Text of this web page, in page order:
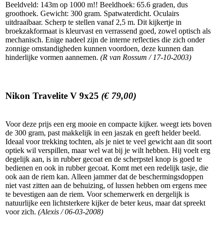
Beeldveld: 143m op 1000 m!! Beeldhoek: 65.6 graden, dus
groothoek. Gewicht: 300 gram. Spatwaterdicht. Oculairs
uitdraaibaar. Scherp te stellen vanaf 2,5 m. Dit kijkertje in
broekzakformaat is kleurvast en verrassend goed, zowel optisch als
mechanisch. Enige nadeel zijn de interne reflecties die zich onder
zonnige omstandigheden kunnen voordoen, deze kunnen dan
hinderlijke vormen aannemen. (R van Rossum / 17-10-2003)
Nikon Travelite V 9x25 (€ 79,00)
Voor deze prijs een erg mooie en compacte kijker. weegt iets boven
de 300 gram, past makkelijk in een jaszak en geeft helder beeld.
Ideaal voor trekking tochten, als je niet te veel gewicht aan dit soort
optiek wil verspillen, maar wel wat bij je wilt hebben. Hij voelt erg
degelijk aan, is in rubber gecoat en de scherpstel knop is goed te
bedienen en ook in rubber gecoat. Komt met een redelijk tasje, die
ook aan de riem kan. Alleen jammer dat de beschermingsdoppen
niet vast zitten aan de behuizing, of lussen hebben om ergens mee
te bevestigen aan de riem. Voor schemerwerk en dergelijk is
natuurlijke een lichtsterkere kijker de beter keus, maar dat spreekt
voor zich. (Alexis / 06-03-2008)